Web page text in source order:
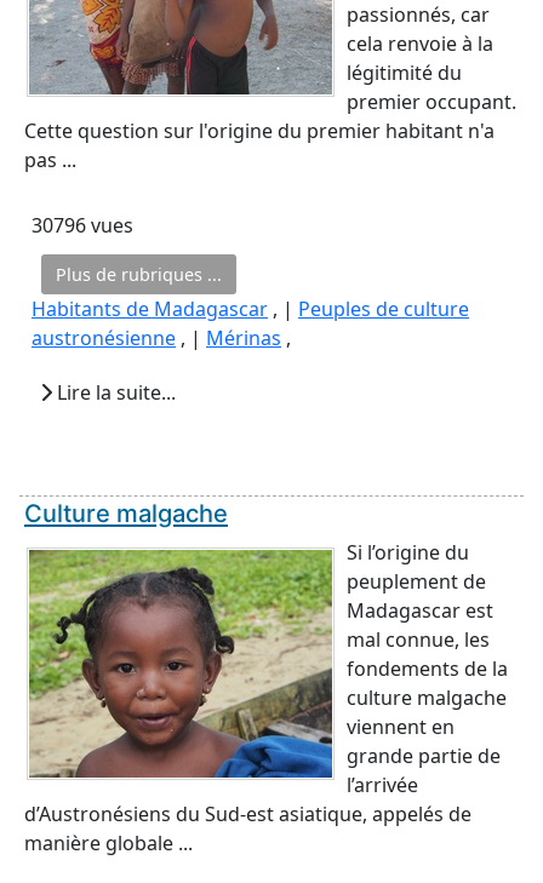
passionnés, car
cela renvoie à la
légitimité du
premier occupant.
Cette question sur l'origine du premier habitant n'a
pas ...
30796 vues
Plus de rubriques ...
Habitants de Madagascar , | Peuples de culture
austronésienne , | Mérinas ,
Lire la suite...
Culture malgache
Si l’origine du
peuplement de
Madagascar est
mal connue, les
fondements de la
culture malgache
viennent en
grande partie de
l’arrivée
d’Austronésiens du Sud-est asiatique, appelés de
manière globale ...